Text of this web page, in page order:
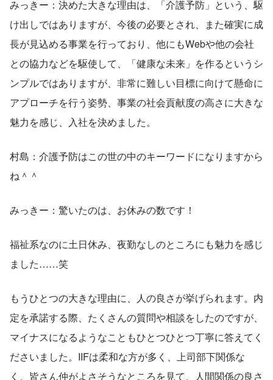
みっきー：決めた大きな理由は、「介護予防」という、駆
け出しではありますが、今後の必要とされ、また確実に成
長が見込める事業を行っており、他にもWebや他の会社
との協力などを駆使して、「健康な未来」を作るというシ
ンプルではありますが、非常に難しい目標に向けて懸命に
アプローチを行う姿勢、事業の社会貢献度の高さに大きな
魅力を感じ、入社を決めました。
村島：介護予防はこの世の中のキーワードになりますから
ね＾＾
みっきー：驚いたのは、お休みの数です！
福祉系なのに土日休み、夜勤なしのところにも魅力を感じ
ました……笑
もうひとつの大きな理由に、人の良さが挙げられます。内
定を承諾する際、たくさんの質問や相談をしたのですが、
マイナスになるようなこともひとつひとつ丁寧に答えてく
ださいました。IIFは柔和な方が多く、上司部下関係な
く、皆さん仲がよさそうなところを見て、人間関係の良さ